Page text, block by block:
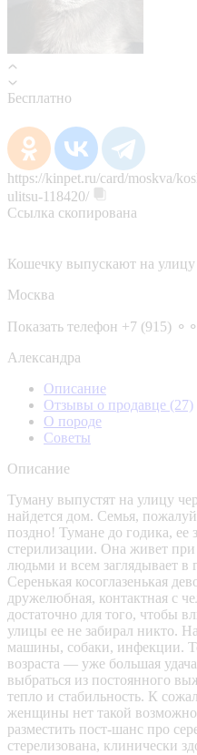
Бесплатно
https://kinpet.ru/card/moskva/
ulitsu-118420/
Ссылка скопирована
Кошечку выпускают на улицу
Москва
Показать телефон +7 (915)
Александра
Описание
Отзывы о продавце (27)
О породе
Советы
Описание
Туману выпустят на улицу
найдется дом. Семья,
поздно! Тумане до годика, ее
стерилизации. Она живет при
людьми и всем заглядывает
Серенькая косоглазенькая
дружелюбная, контактная с
достаточно для того, чтобы
улицы ее не забирал никто.
машины, собаки, инфекции.
возраста — уже большая
выбраться из постоянного
тепло и стабильность. К
женщины нет такой
разместить пост-шанс про
стерелизована, клинически